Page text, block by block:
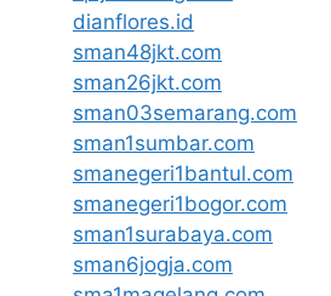
dianflores.id
sman48jkt.com
sman26jkt.com
sman03semarang.com
sman1sumbar.com
smanegeri1bantul.com
smanegeri1bogor.com
sman1surabaya.com
sman6jogja.com